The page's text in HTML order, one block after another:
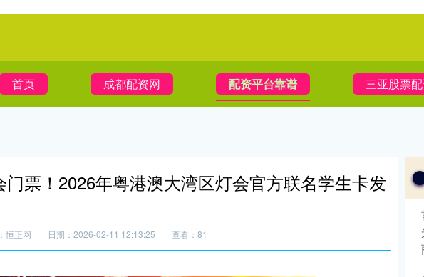
首页 成都配资网 配资平台靠谱 三亚股票
票！2026年粤港澳大湾区灯会官方联名学生卡发
恒正网 日期：2026-02-11 12:13:25 查看：81